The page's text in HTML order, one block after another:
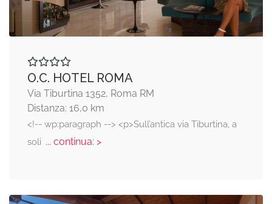
O.C. HOTEL ROMA
Via Tiburtina 1352, Roma RM
Distanza: 16,0 km
<!-- wp:paragraph --> <p>Sull’antica via Tiburtina, a
soli ... continua: >